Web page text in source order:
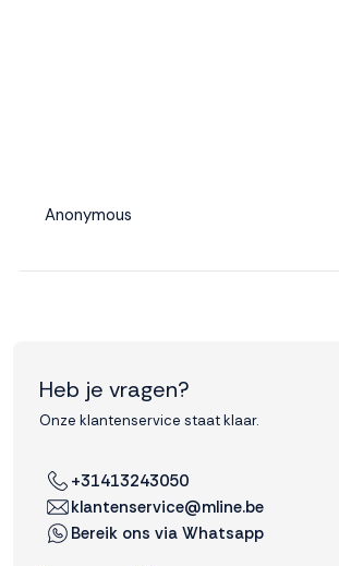
Anonymous
Heb je vragen?
Onze klantenservice staat klaar.
+31413243050
klantenservice@mline.be
Bereik ons via Whatsapp